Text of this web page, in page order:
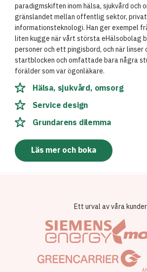
paradigmskiften inom hälsa, sjukvård och
gränslandet mellan offentlig sektor, privat
informationsteknologi. Han ger exempel
liten kugge när vårt största eHälsobolag
personer och ett pingisbord, och när linser
startblocken och omfattade bara några
förälder som var ögonläkare.
Hälsa, sjukvård, omsorg
Service design
Grundarens dilemma
Läs mer och boka
Ett urval av våra kunder